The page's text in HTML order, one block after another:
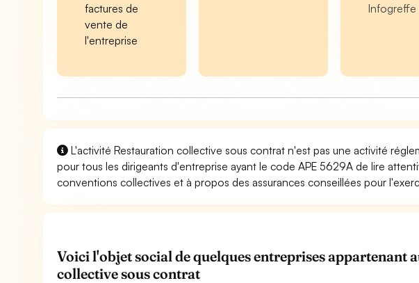
factures de
vente de
l'entreprise
Infogreffe
L'activité Restauration collective sous contrat n'est pas une activité
pour tous les dirigeants d'entreprise ayant le code APE 5629A de lire
conventions collectives et à propos des assurances conseillées pour
Voici l'objet social de quelques entreprises appartenant
collective sous contrat